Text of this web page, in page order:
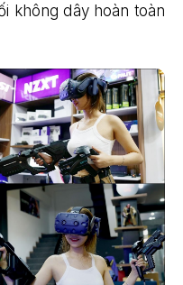
không dây hoàn toàn